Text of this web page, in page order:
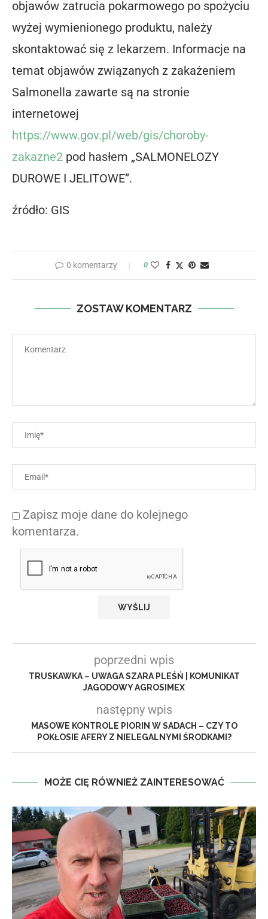
objawów zatrucia pokarmowego po spożyciu
wyżej wymienionego produktu, należy
skontaktować się z lekarzem. Informacje na
temat objawów związanych z zakażeniem
Salmonella zawarte są na stronie
internetowej
https://www.gov.pl/web/gis/choroby-
zakazne2 pod hasłem „SALMONELOZY
DUROWE I JELITOWE”.
źródło: GIS
0 komentarzy 0
ZOSTAW KOMENTARZ
Zapisz moje dane do kolejnego
komentarza.
poprzedni wpis
TRUSKAWKA – UWAGA SZARA PLEŚŃ | KOMUNIKAT
JAGODOWY AGROSIMEX
następny wpis
MASOWE KONTROLE PIORIN W SADACH – CZY TO
POKŁOSIE AFERY Z NIELEGALNYMI ŚRODKAMI?
MOŻE CIĘ RÓWNIEŻ ZAINTERESOWAĆ